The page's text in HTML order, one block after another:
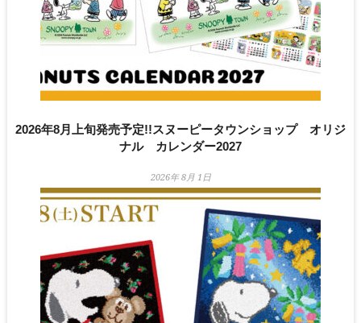
2026年8月上旬発売予定!!スヌーピータウンショップ オリジ
ナル カレンダー2027
2026年 8月 1日